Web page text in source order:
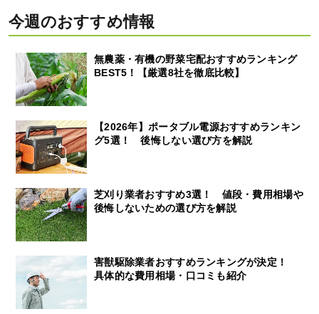
今週のおすすめ情報
無農薬・有機の野菜宅配おすすめランキング
BEST5！【厳選8社を徹底比較】
【2026年】ポータブル電源おすすめランキン
グ5選！ 後悔しない選び方を解説
芝刈り業者おすすめ3選！ 値段・費用相場や
後悔しないための選び方を解説
害獣駆除業者おすすめランキングが決定！
具体的な費用相場・口コミも紹介